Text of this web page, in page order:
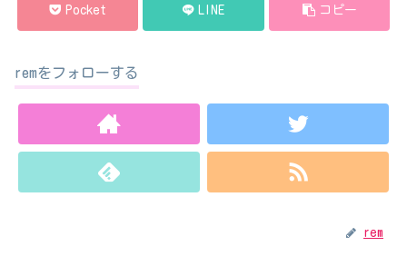
Pocket LINE コピー
remをフォローする
rem